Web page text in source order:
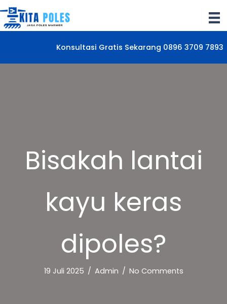
Lewati
ke
konten
Konsultasi Gratis Sekarang 0896 3709 7893
Bisakah lantai
kayu keras
dipoles?
19 Juli 2025 / Admin / No Comments